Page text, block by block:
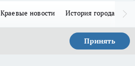
Краевые новости История города Н
Принять